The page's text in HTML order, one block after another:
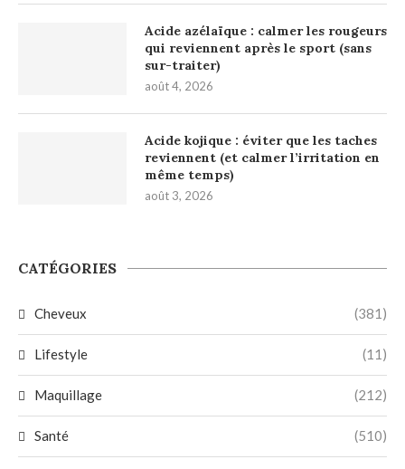
Acide azélaïque : calmer les rougeurs
qui reviennent après le sport (sans
sur-traiter)
août 4, 2026
Acide kojique : éviter que les taches
reviennent (et calmer l’irritation en
même temps)
août 3, 2026
CATÉGORIES
Cheveux (381)
Lifestyle (11)
Maquillage (212)
Santé (510)